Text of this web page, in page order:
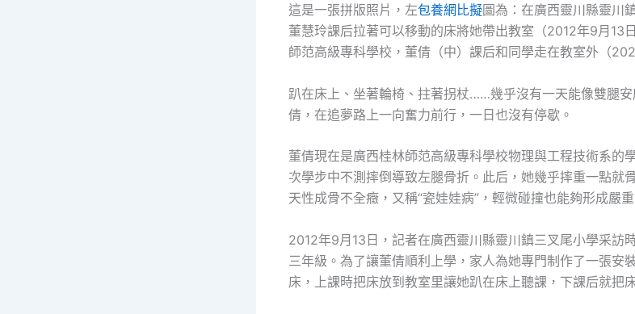
這是一張拼版照片，左包養網比擬圖為：在廣西靈川縣靈川
董慧玲課后拉著可以移動的床將她帶出教室（2012年9月13
師范高級專科學校，董倩（中）課后和同學走在教室外（
趴在床上、坐著輪椅、拄著拐杖……幾乎沒有一天能像雙腿
倩，在追夢路上一向奮力前行，一日也沒有停歇。
董倩現在是廣西桂林師范高級專科學校物理與工程技術系的
次學步中不測摔倒導致左腿骨折。此后，她幾乎摔重一點就
天性成骨不全癥，又稱“瓷娃娃病”，輕微碰撞也能夠形成嚴重
2012年9月13日，記者在廣西靈川縣靈川鎮三叉尾小學采訪
三年級。為了讓董倩順利上學，家人為她專門制作了一張安
床，上課時把床放到教室里讓她趴在床上聽課，下課后就把